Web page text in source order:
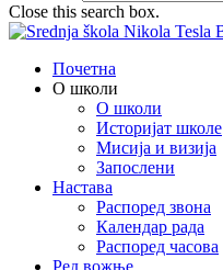
Close this search box.
Почетна
О школи
О школи
Историјат школе
Мисија и визија
Запослени
Настава
Распоред звона
Календар рада
Распоред часова
Ред вожње